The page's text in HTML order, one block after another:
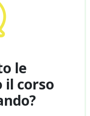
le
il corso